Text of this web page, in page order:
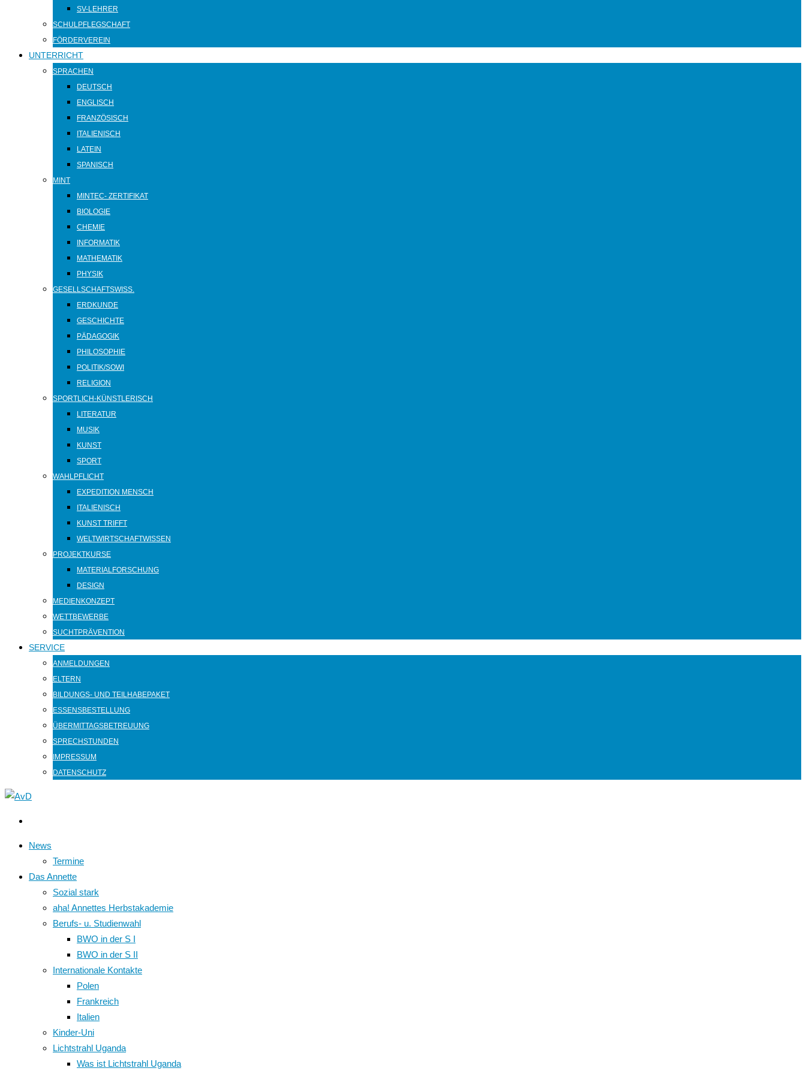
SV-LEHRER
SCHULPFLEGSCHAFT
FÖRDERVEREIN
UNTERRICHT
SPRACHEN
DEUTSCH
ENGLISCH
FRANZÖSISCH
ITALIENISCH
LATEIN
SPANISCH
MINT
MINTEC- ZERTIFIKAT
BIOLOGIE
CHEMIE
INFORMATIK
MATHEMATIK
PHYSIK
GESELLSCHAFTSWISS.
ERDKUNDE
GESCHICHTE
PÄDAGOGIK
PHILOSOPHIE
POLITIK/SOWI
RELIGION
SPORTLICH-KÜNSTLERISCH
LITERATUR
MUSIK
KUNST
SPORT
WAHLPFLICHT
EXPEDITION MENSCH
ITALIENISCH
KUNST TRIFFT
WELTWIRTSCHAFTWISSEN
PROJEKTKURSE
MATERIALFORSCHUNG
DESIGN
MEDIENKONZEPT
WETTBEWERBE
SUCHTPRÄVENTION
SERVICE
ANMELDUNGEN
ELTERN
BILDUNGS- UND TEILHABEPAKET
ESSENSBESTELLUNG
ÜBERMITTAGSBETREUUNG
SPRECHSTUNDEN
IMPRESSUM
DATENSCHUTZ
News
Termine
Das Annette
Sozial stark
aha! Annettes Herbstakademie
Berufs- u. Studienwahl
BWO in der S I
BWO in der S II
Internationale Kontakte
Polen
Frankreich
Italien
Kinder-Uni
Lichtstrahl Uganda
Was ist Lichtstrahl Uganda